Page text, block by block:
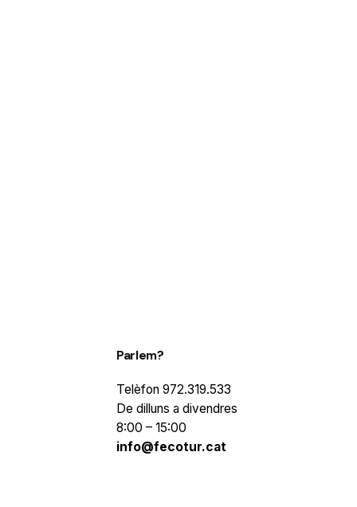
Parlem?
Telèfon 972.319.533
De dilluns a divendres
8:00 – 15:00
info@fecotur.cat